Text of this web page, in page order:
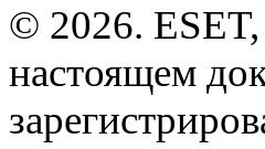
© 2026.
настоящем